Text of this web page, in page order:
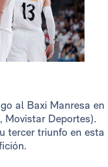
al Baxi Manresa en
Movistar Deportes).
tercer triunfo en esta